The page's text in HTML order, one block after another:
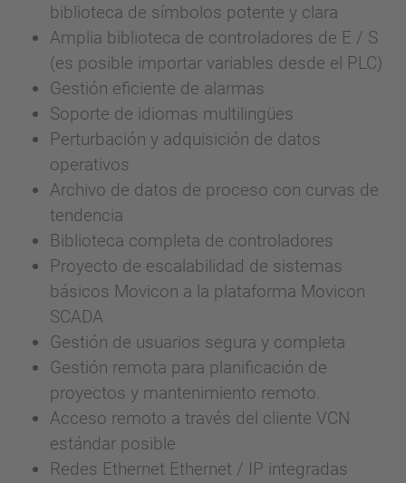
biblioteca de símbolos potente y clara
Amplia biblioteca de controladores de E / S
(es posible importar variables desde el PLC)
Gestión eficiente de alarmas
Soporte de idiomas multilingües
Perturbación y adquisición de datos
operativos
Archivo de datos de proceso con curvas de
tendencia
Biblioteca completa de controladores
Proyecto de escalabilidad de sistemas
básicos Movicon a la plataforma Movicon
SCADA
Gestión de usuarios segura y completa
Gestión remota para planificación de
proyectos y mantenimiento remoto.
Acceso remoto a través del cliente VCN
estándar posible
Redes Ethernet Ethernet / IP integradas